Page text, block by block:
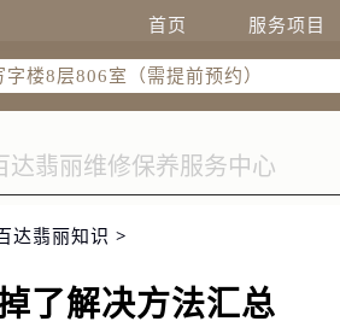
首页 服务项目
层2603室（需提前预约）
室（需提前预约）
楼8层806室（需提前预约）
C3室（需提前预约）
融中心35层3508室（需提前预约）
号楼16层1604室（需提前预约）
楼20层2009室（需提前预约）
达翡丽知识 >
了解决方法汇总